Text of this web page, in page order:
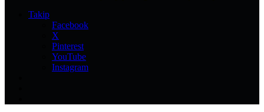
Takip
Facebook
X
Pinterest
YouTube
Instagram